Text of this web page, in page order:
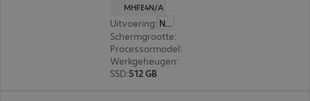
MHFE4N/A
Uitvoering:
Nederland
Schermgrootte:
Processormodel:
Werkgeheugen:
SSD:512 GB